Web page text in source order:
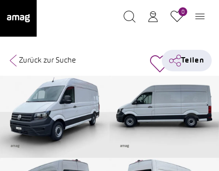
0
Zurück zur Suche Teilen